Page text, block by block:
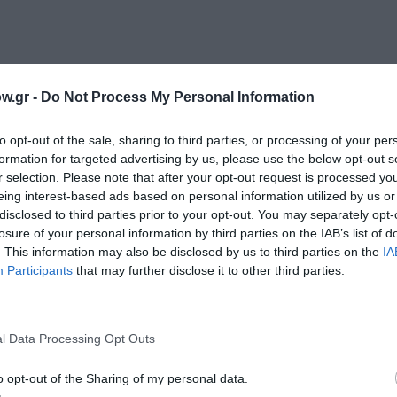
- Do Not Process My Personal Information
opt-out of the sale, sharing to third parties, or processing of your
for targeted advertising by us, please use the below opt-out
selection. Please note that after your opt-out request is processed
interest-based ads based on personal information utilized by us
to third parties prior to your opt-out. You may separately
of your personal information by third parties on the IAB’s list of
This information may also be disclosed by us to third parties on the
Participants that may further disclose it to other third parties.
Data Processing Opt Outs
opt-out of the Sharing of my personal data.
πρώτοι όλες τις ειδήσεις
στοCulturenow.gr
Δες